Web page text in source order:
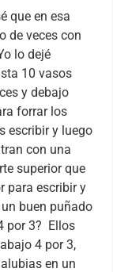
que en esa
de veces con
lo dejé
10 vasos
y debajo
forrar los
escribir y luego
con una
superior que
para escribir y
buen puñado
por 3? Ellos
4 por 3,
en un